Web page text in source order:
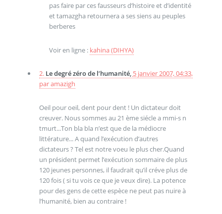
pas faire par ces fausseurs d’histoire et d’identité
et tamazgha retournera a ses siens au peuples
berberes
Voir en ligne : kahina (DIHYA)
2. Le degré zéro de l’humanité, 5 janvier 2007, 04:33,
paramazigh
Oeil pour oeil, dent pour dent ! Un dictateur doit
creuver. Nous sommes au 21 ème siécle a mmi-s n
tmurt...Ton bla bla n’est que de la médiocre
littérature... A quand l’exécution d’autres
dictateurs ? Tel est notre voeu le plus cher.Quand
un président permet l’exécution sommaire de plus
120 jeunes personnes, il faudrait qu’il créve plus de
120 fois ( si tu vois ce que je veux dire). La potence
pour des gens de cette espèce ne peut pas nuire à
l’humanité, bien au contraire !